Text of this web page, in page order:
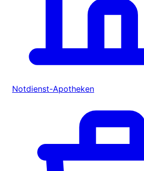
Notdienst-Apotheken